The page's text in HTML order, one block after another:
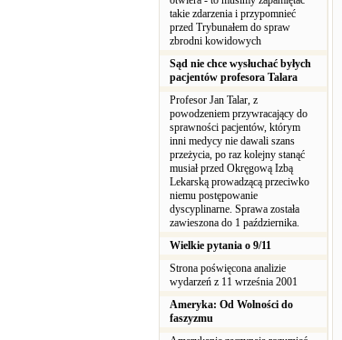
takie zdarzenia i przypomnieć
przed Trybunałem do spraw
zbrodni kowidowych
Sąd nie chce wysłuchać byłych
pacjentów profesora Talara
Profesor Jan Talar, z
powodzeniem przywracający do
sprawności pacjentów, którym
inni medycy nie dawali szans
przeżycia, po raz kolejny stanąć
musiał przed Okręgową Izbą
Lekarską prowadzącą przeciwko
niemu postępowanie
dyscyplinarne. Sprawa została
zawieszona do 1 października.
Wielkie pytania o 9/11
Strona poświęcona analizie
wydarzeń z 11 września 2001
Ameryka: Od Wolności do
faszyzmu